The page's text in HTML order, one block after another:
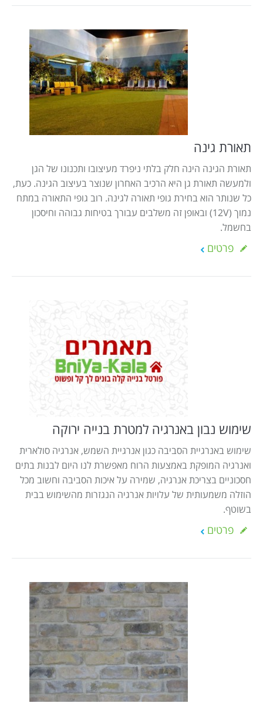
תאורת גינה
תאורת הגינה הינה חלק בלתי ניפרד מעיצובו ותכנונו של הגן
ולמעשה תאורת גן היא הרכיב האחרון שנוצר בעיצוב הגינה. כעת,
כל שנותר הוא בחירת גופי תאורה לגינה. רוב גופי התאורה במתח
נמוך (12V) ובאופן זה משלבים עבורך בטיחות גבוהה וחיסכון
בחשמל.
פרטים
שימוש נבון באנרגיה למטרת בנייה ירוקה
שימוש באנרגיית הסביבה כגון אנרגיית השמש, אנרגיה סולארית
ואנרגיה המופקת באמצעות הרוח מאפשרת לנו היום לבנות בתים
חסכוניים בצריכת אנרגיה, שמירה על איכות הסביבה וחשוב מכל
הוזלה משמעותית של עלויות אנרגיה הנגזרות מהשימוש בבית
בשוטף.
פרטים